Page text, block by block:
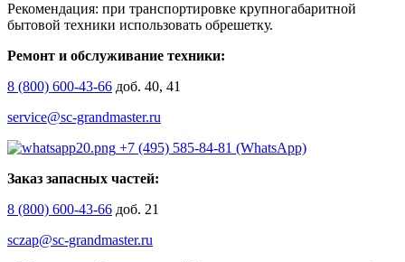
Рекомендация: при транспортировке крупногабаритной
бытовой техники использовать обрешетку.
Ремонт и обслуживание техники:
8 (800) 600-43-66 доб. 40, 41
service@sc-grandmaster.ru
+7 (495) 585-84-81 (WhatsApp)
Заказ запасных частей:
8 (800) 600-43-66 доб. 21
sczap@sc-grandmaster.ru